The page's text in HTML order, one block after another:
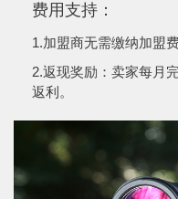
费用支持：
1.加盟商无需缴纳加盟
2.返现奖励：卖家每月
返利。